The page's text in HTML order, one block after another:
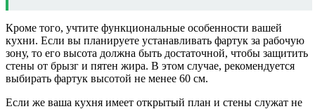
Кроме того, учтите функциональные особенности вашей
кухни. Если вы планируете устанавливать фартук за рабочую
зону, то его высота должна быть достаточной, чтобы защитить
стены от брызг и пятен жира. В этом случае, рекомендуется
выбирать фартук высотой не менее 60 см.
Если же ваша кухня имеет открытый план и стены служат не